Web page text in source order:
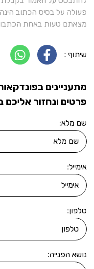
פעולה על בסיס הכתוב
מצאתם טעות באחת
שיתוף :
מתעניינים
פרטים ונחזור
שם מלא:
אימייל:
טלפון:
נושא הפנייה: